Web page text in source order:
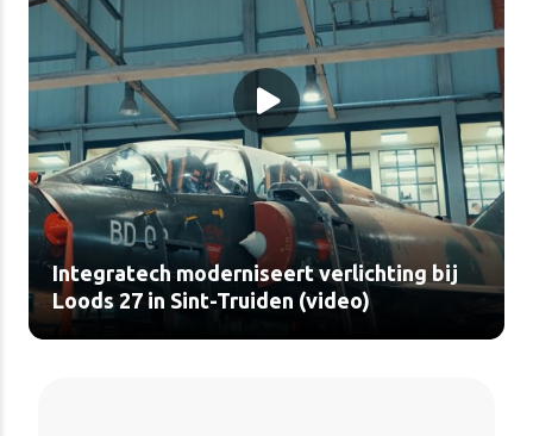
Integratech moderniseert verlichting bij
Loods 27 in Sint-Truiden (video)